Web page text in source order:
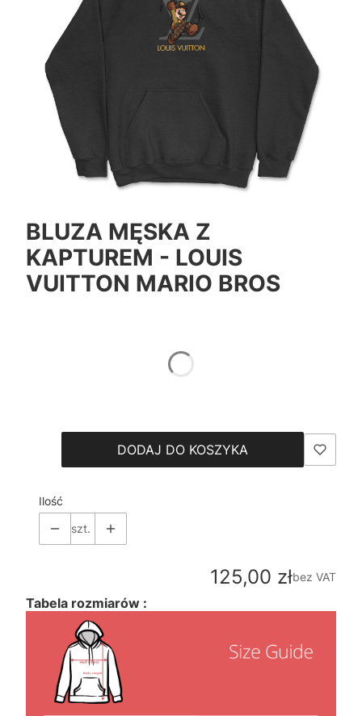
BLUZA MĘSKA Z
KAPTUREM - LOUIS
VUITTON MARIO BROS
DODAJ DO KOSZYKA
Ilość
szt.
Cena
125,00 złbez VAT
Tabela rozmiarów :